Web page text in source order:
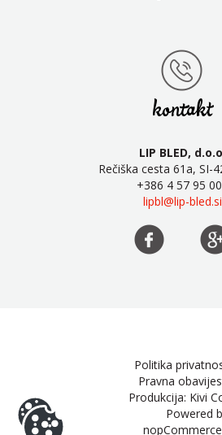
kontakt
LIP BLED,
Rečiška cesta 61a, SI-
+386 4 57 95
lipbl@lip-bled.si
Politika
Pravna
Produkcija: Kivi
Powered
nopCommerce